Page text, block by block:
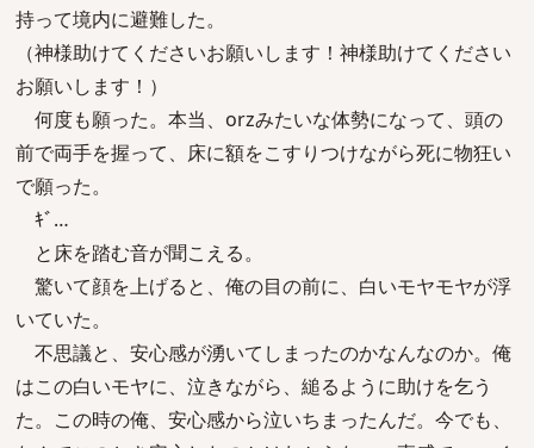
持って境内に避難した。
（神様助けてくださいお願いします！神様助けてください
お願いします！）
何度も願った。本当、orzみたいな体勢になって、頭の
前で両手を握って、床に額をこすりつけながら死に物狂い
で願った。
ｷﾞ…
と床を踏む音が聞こえる。
驚いて顔を上げると、俺の目の前に、白いモヤモヤが浮
いていた。
不思議と、安心感が湧いてしまったのかなんなのか。俺
はこの白いモヤに、泣きながら、縋るように助けを乞う
た。この時の俺、安心感から泣いちまったんだ。今でも、